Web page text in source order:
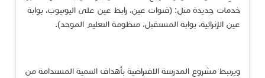
خدمات جديدة مثل: (قنوات عين، رابط عين على اليوتيوب، بوابة
عين الإثرائية، بوابة المستقبل، منظومة التعليم الموحد).
ويرتبط مشروع المدرسة الافتراضية بأهداف التنمية المستدامة من